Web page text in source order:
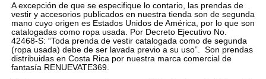
A excepción de que se especifique lo contario, las prendas de
vestir y accesorios publicados en nuestra tienda son de segunda
mano cuyo origen es Estados Unidos de América, por lo que son
catalogadas como ropa usada. Por Decreto Ejecutivo No.
42468-S: “Toda prenda de vestir catalogada como de segunda
(ropa usada) debe de ser lavada previo a su uso”. Son prendas
distribuidas en Costa Rica por nuestra marca comercial de
fantasía RENUEVATE369.